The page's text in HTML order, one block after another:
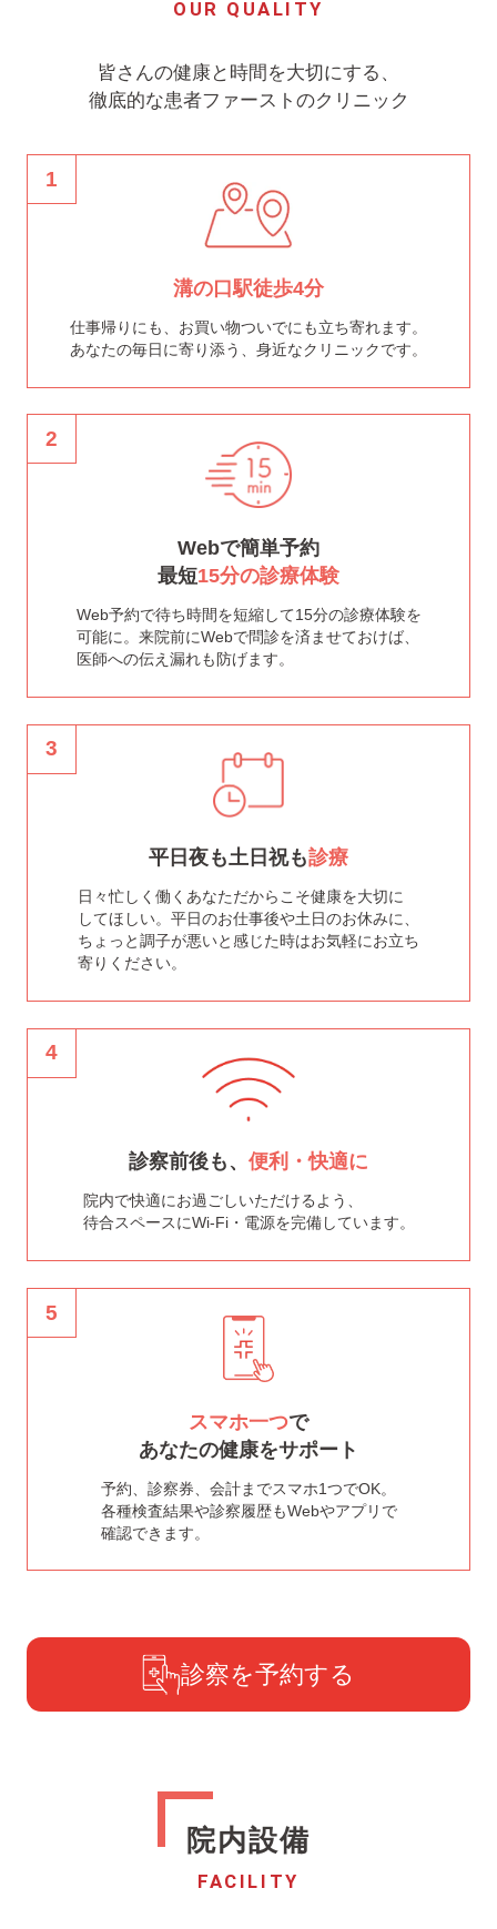
OUR QUALITY
皆さんの健康と時間を大切にする、
徹底的な患者ファーストのクリニック
1
溝の口駅徒歩4分
仕事帰りにも、お買い物ついでにも立ち寄れます。
あなたの毎日に寄り添う、身近なクリニックです。
2
Webで簡単予約
最短15分の診療体験
Web予約で待ち時間を短縮して15分の診療体験を
可能に。来院前にWebで問診を済ませておけば、
医師への伝え漏れも防げます。
3
平日夜も土日祝も診療
日々忙しく働くあなただからこそ健康を大切に
してほしい。平日のお仕事後や土日のお休みに、
ちょっと調子が悪いと感じた時はお気軽にお立ち
寄りください。
4
診察前後も、 便利・快適に
院内で快適にお過ごしいただけるよう、
待合スペースにWi-Fi・電源を完備しています。
5
スマホ一つで
あなたの健康をサポート
予約、診察券、会計までスマホ1つでOK。
各種検査結果や診察履歴もWebやアプリで
確認できます。
診察を予約する
院内設備
FACILITY